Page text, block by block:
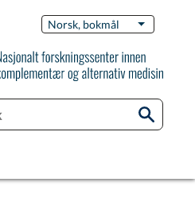
Norsk, bokmål List flere